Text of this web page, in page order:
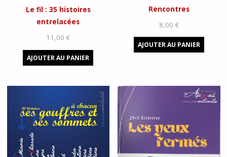
Le fil : 35 histoires
entrelacées
11,00€
AJOUTER AU PANIER
Rencontres
8,00 €
AJOUTER AU PANIER